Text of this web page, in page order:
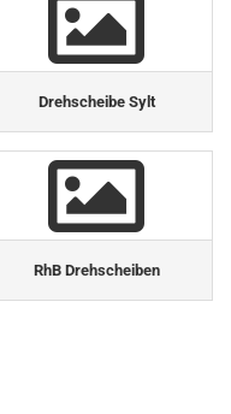
Drehscheibe Sylt
RhB Drehscheiben